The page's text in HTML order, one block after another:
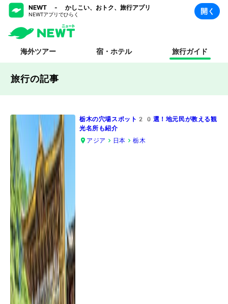
NEWT - かしこい、おトク、旅行アプリ
NEWTアプリでひらく 開く
海外ツアー 宿・ホテル 旅行ガイド
旅行の記事
栃木の穴場スポット20選！地元民が教える観
光名所も紹介
アジア
日本 栃木